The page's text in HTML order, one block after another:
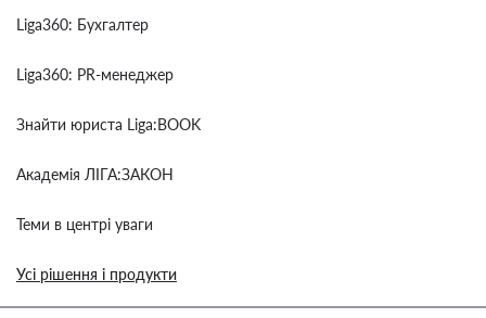
Liga360: Бухгалтер
Liga360: PR-менеджер
Знайти юриста Liga:BOOK
Академія ЛІГА:ЗАКОН
Теми в центрі уваги
Усі рішення і продукти